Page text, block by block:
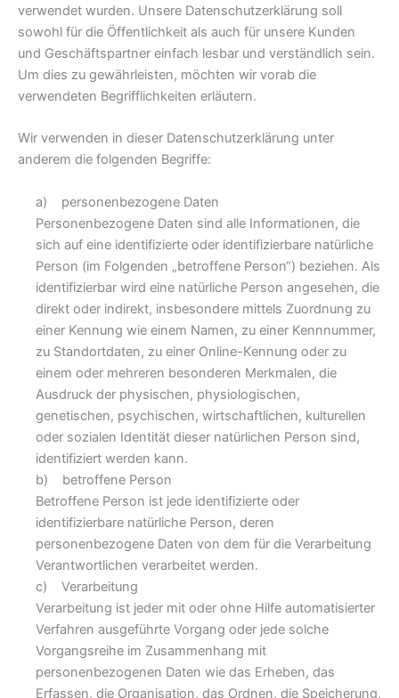
verwendet wurden. Unsere Datenschutzerklärung soll
sowohl für die Öffentlichkeit als auch für unsere Kunden
und Geschäftspartner einfach lesbar und verständlich sein.
Um dies zu gewährleisten, möchten wir vorab die
verwendeten Begrifflichkeiten erläutern.
Wir verwenden in dieser Datenschutzerklärung unter
anderem die folgenden Begriffe:
a) personenbezogene Daten
Personenbezogene Daten sind alle Informationen, die
sich auf eine identifizierte oder identifizierbare natürliche
Person (im Folgenden „betroffene Person“) beziehen. Als
identifizierbar wird eine natürliche Person angesehen, die
direkt oder indirekt, insbesondere mittels Zuordnung zu
einer Kennung wie einem Namen, zu einer Kennnummer,
zu Standortdaten, zu einer Online-Kennung oder zu
einem oder mehreren besonderen Merkmalen, die
Ausdruck der physischen, physiologischen,
genetischen, psychischen, wirtschaftlichen, kulturellen
oder sozialen Identität dieser natürlichen Person sind,
identifiziert werden kann.
b) betroffene Person
Betroffene Person ist jede identifizierte oder
identifizierbare natürliche Person, deren
personenbezogene Daten von dem für die Verarbeitung
Verantwortlichen verarbeitet werden.
c) Verarbeitung
Verarbeitung ist jeder mit oder ohne Hilfe automatisierter
Verfahren ausgeführte Vorgang oder jede solche
Vorgangsreihe im Zusammenhang mit
personenbezogenen Daten wie das Erheben, das
Erfassen, die Organisation, das Ordnen, die Speicherung,